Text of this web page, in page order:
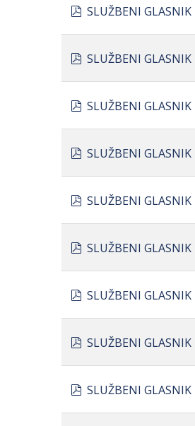
pdf
SLUŽBENI
pdf
SLUŽBENI
pdf
SLUŽBENI
pdf
SLUŽBENI
pdf
SLUŽBENI
pdf
SLUŽBENI GLASNIK
pdf
SLUŽBENI
pdf
SLUŽBENI
pdf
SLUŽBENI